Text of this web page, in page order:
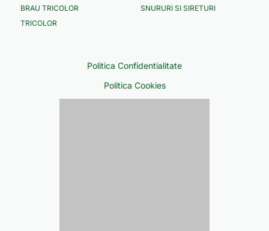
BRAU TRICOLOR
SNURURI SI SIRETURI
TRICOLOR
Politica Confidentialitate
Politica Cookies